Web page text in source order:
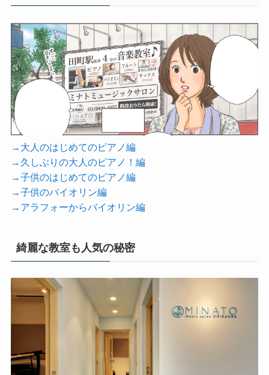
→大人のはじめてのピアノ編
→久しぶりの大人のピアノ！編
→子供のはじめてのピアノ編
→子供のバイオリン編
→アラフォーからバイオリン編
綺麗な教室も人気の秘密